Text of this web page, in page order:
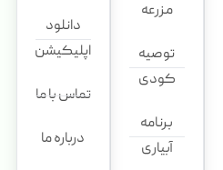
مزرعه
توصیه
کودی
برنامه
آبیاری
دانلود
اپلیکیشن
تماس با ما
درباره ما